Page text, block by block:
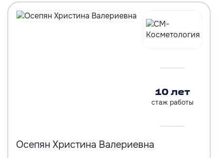
10 лет
стаж работы
Осепян Христина Валериевна